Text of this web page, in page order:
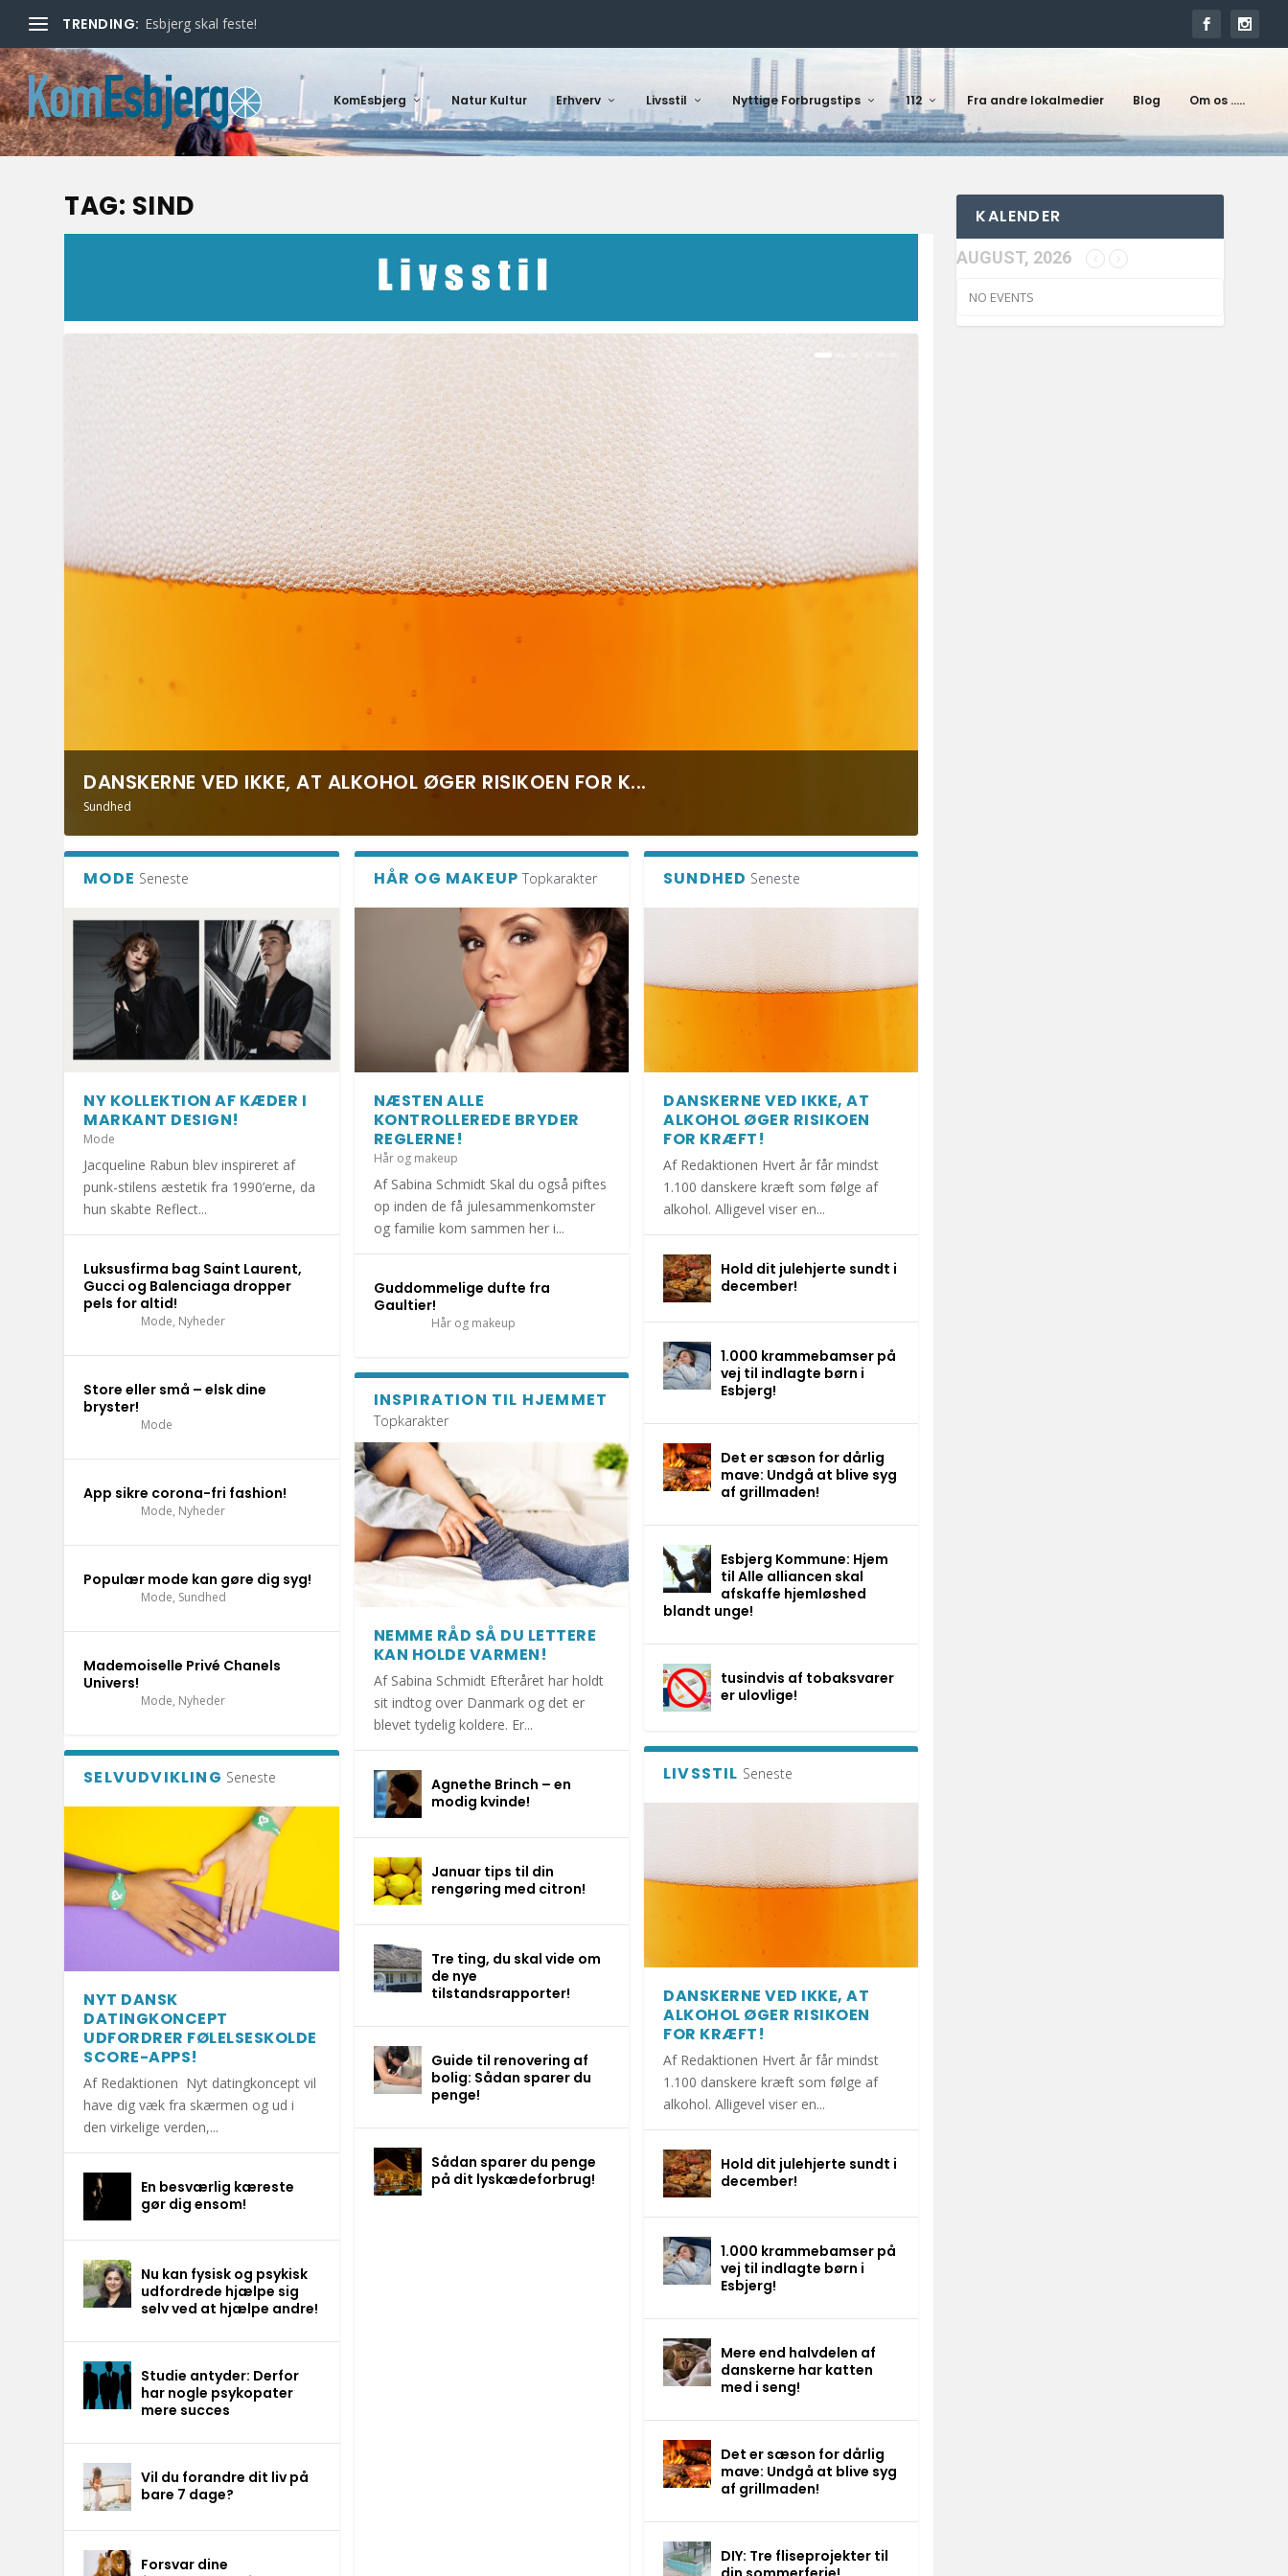
TRENDING: Esbjerg skal feste!
KomEsbjerg Natur Kultur Erhverv Livsstil Nyttige Forbrugstips 112 Fra andre lokalmedier Blog Om os …..
TAG: SIND
DANSKERNE VED IKKE, AT ALKOHOL ØGER RISIKOEN FOR K...
Sundhed
HOLD DIT JULEHJERTE SUNDT I DECEMBER!
Sundhed
1.000 KRAMMEBAMSER PÅ VEJ TIL INDLAGTE BØRN I ESBJ...
Nyheder, Sundhed
MERE END HALVDELEN AF DANSKERNE HAR KATTEN MED I S...
Dig og dit hjem,Livsstil
DET ER SÆSON FOR DÅRLIG MAVE: UNDGÅ AT BLIVE SYG A...
Sundhed
DIY: TRE FLISEPROJEKTER TIL DIN SOMMERFERIE!
Inspiration til hjemmet
MODE Seneste
NY KOLLEKTION AF KÆDER I
MARKANT DESIGN!
Mode
Jacqueline Rabun blev inspireret af
punk-stilens æstetik fra 1990’erne, da
hun skabte Reflect...
Luksusfirma bag Saint Laurent,
Gucci og Balenciaga dropper
pels for altid!
Mode, Nyheder
Store eller små – elsk dine
bryster!
Mode
App sikre corona-fri fashion!
Mode, Nyheder
Populær mode kan gøre dig syg!
Mode, Sundhed
Mademoiselle Privé Chanels
Univers!
Mode, Nyheder
SELVUDVIKLING Seneste
NYT DANSK
DATINGKONCEPT
UDFORDRER FØLELSESKOLDE
SCORE-APPS!
Af Redaktionen Nyt datingkoncept vil
have dig væk fra skærmen og ud i
den virkelige verden,...
En besværlig kæreste
gør dig ensom!
Nu kan fysisk og psykisk
udfordrede hjælpe sig
selv ved at hjælpe andre!
Studie antyder: Derfor
har nogle psykopater
mere succes
Vil du forandre dit liv på
bare 7 dage?
Forsvar dine
HÅR OG MAKEUP Topkarakter
NÆSTEN ALLE
KONTROLLEREDE BRYDER
REGLERNE!
Hår og makeup
Af Sabina Schmidt Skal du også piftes
op inden de få julesammenkomster
og familie kom sammen her i...
Guddommelige dufte fra
Gaultier!
Hår og makeup
INSPIRATION TIL HJEMMET
Topkarakter
NEMME RÅD SÅ DU LETTERE
KAN HOLDE VARMEN!
Af Sabina Schmidt Efteråret har holdt
sit indtog over Danmark og det er
blevet tydelig koldere. Er...
Agnethe Brinch – en
modig kvinde!
Januar tips til din
rengøring med citron!
Tre ting, du skal vide om
de nye
tilstandsrapporter!
Guide til renovering af
bolig: Sådan sparer du
penge!
Sådan sparer du penge
på dit lyskædeforbrug!
SUNDHED Seneste
DANSKERNE VED IKKE, AT
ALKOHOL ØGER RISIKOEN
FOR KRÆFT!
Af Redaktionen Hvert år får mindst
1.100 danskere kræft som følge af
alkohol. Alligevel viser en...
Hold dit julehjerte sundt i
december!
1.000 krammebamser på
vej til indlagte børn i
Esbjerg!
Det er sæson for dårlig
mave: Undgå at blive syg
af grillmaden!
Esbjerg Kommune: Hjem
til Alle alliancen skal
afskaffe hjemløshed
blandt unge!
tusindvis af tobaksvarer
er ulovlige!
LIVSSTIL Seneste
DANSKERNE VED IKKE, AT
ALKOHOL ØGER RISIKOEN
FOR KRÆFT!
Af Redaktionen Hvert år får mindst
1.100 danskere kræft som følge af
alkohol. Alligevel viser en...
Hold dit julehjerte sundt i
december!
1.000 krammebamser på
vej til indlagte børn i
Esbjerg!
Mere end halvdelen af
danskerne har katten
med i seng!
Det er sæson for dårlig
mave: Undgå at blive syg
af grillmaden!
DIY: Tre fliseprojekter til
KALENDER
AUGUST, 2026
NO EVENTS